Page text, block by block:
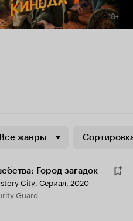
Все жанры
Город загадок
City, Сериал, 2020
Guard